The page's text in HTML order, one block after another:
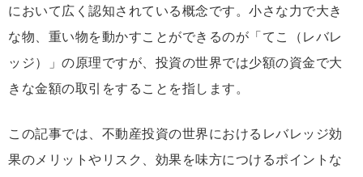
において広く認知されている概念です。小さな力で大き
な物、重い物を動かすことができるのが「てこ（レバレ
ッジ）」の原理ですが、投資の世界では少額の資金で大
きな金額の取引をすることを指します。
この記事では、不動産投資の世界におけるレバレッジ効
果のメリットやリスク、効果を味方につけるポイントな